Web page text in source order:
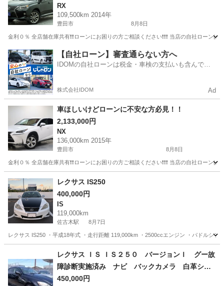
RX
109,500km 2014年
豊田市 8月8日
金利０％ 全店舗在庫共有❗️❗️ローンにお困りの方ご相談ください❗️❗️❗️ 当店の自社ロ
愛知 豊田市 RX
【自社ローン】審査通らない方へ
IDOMの自社ローンは税金・車検の支払いも含んでい
株式会社IDOM Ad
車ほしいけどローンに不安な方必見！！
2,133,000円
NX
136,000km 2015年
豊田市 8月8日
金利０％ 全店舗在庫共有❗️❗️ローンにお困りの方ご相談ください❗️❗️❗️ 当店の自社ロ
愛知 豊田市 NX
レクサス IS250
400,000円
IS
119,000km
佐古木駅 8月7日
レクサス IS250 ・平成18年式 ・走行距離 119,000km ・2500ccエンジン ・パドルシ
佐古木駅 IS
レクサス ＩＳ ＩＳ２５０ バージョンＩ グー故
障診断実施済み ナビ バックカメラ 白革シー
ト インテリキー （検9.5）
450,000円